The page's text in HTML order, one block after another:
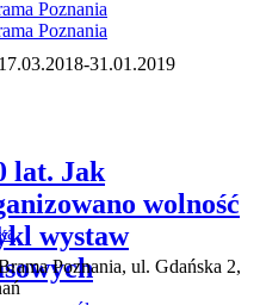
17.03.2018-31.01.2019
lat. Jak
wolność
wystaw
Poznania, ul. Gdańska 2,